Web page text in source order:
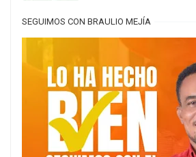
SEGUIMOS CON BRAULIO MEJÍA